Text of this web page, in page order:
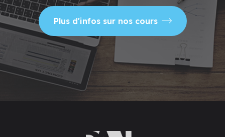
Plus d'infos sur nos cours